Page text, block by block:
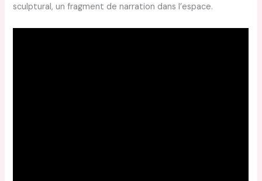
sculptural, un fragment de narration dans l’espace.